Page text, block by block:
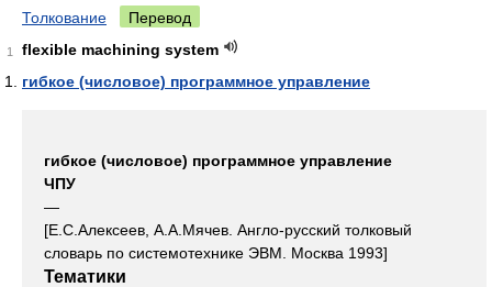
Толкование Перевод
1
flexible machining system
гибкое (числовое) программное управление
гибкое (числовое) программное управление
ЧПУ
—
[Е.С.Алексеев, А.А.Мячев. Англо-русский толковый
словарь по системотехнике ЭВМ. Москва 1993]
Тематики